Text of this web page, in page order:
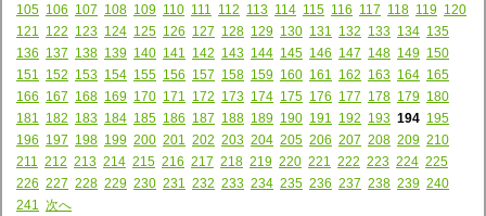
105 106 107 108 109 110 111 112 113 114 115 116 117 118 119 120
121
122 123 124 125 126 127 128 129 130 131 132 133 134 135
136 137 138 139 140 141 142 143 144 145 146 147 148 149 150
151
152 153 154 155 156 157 158 159 160 161 162 163 164 165
166 167 168 169 170 171 172 173 174 175 176 177 178 179 180
181
182 183 184 185 186 187 188 189 190 191 192 193 194 195
196 197 198 199 200 201 202 203 204 205 206 207 208 209 210
211
212 213 214 215 216 217 218 219 220 221 222 223 224 225
226 227 228 229 230 231 232 233 234 235 236 237 238 239 240
241
次へ